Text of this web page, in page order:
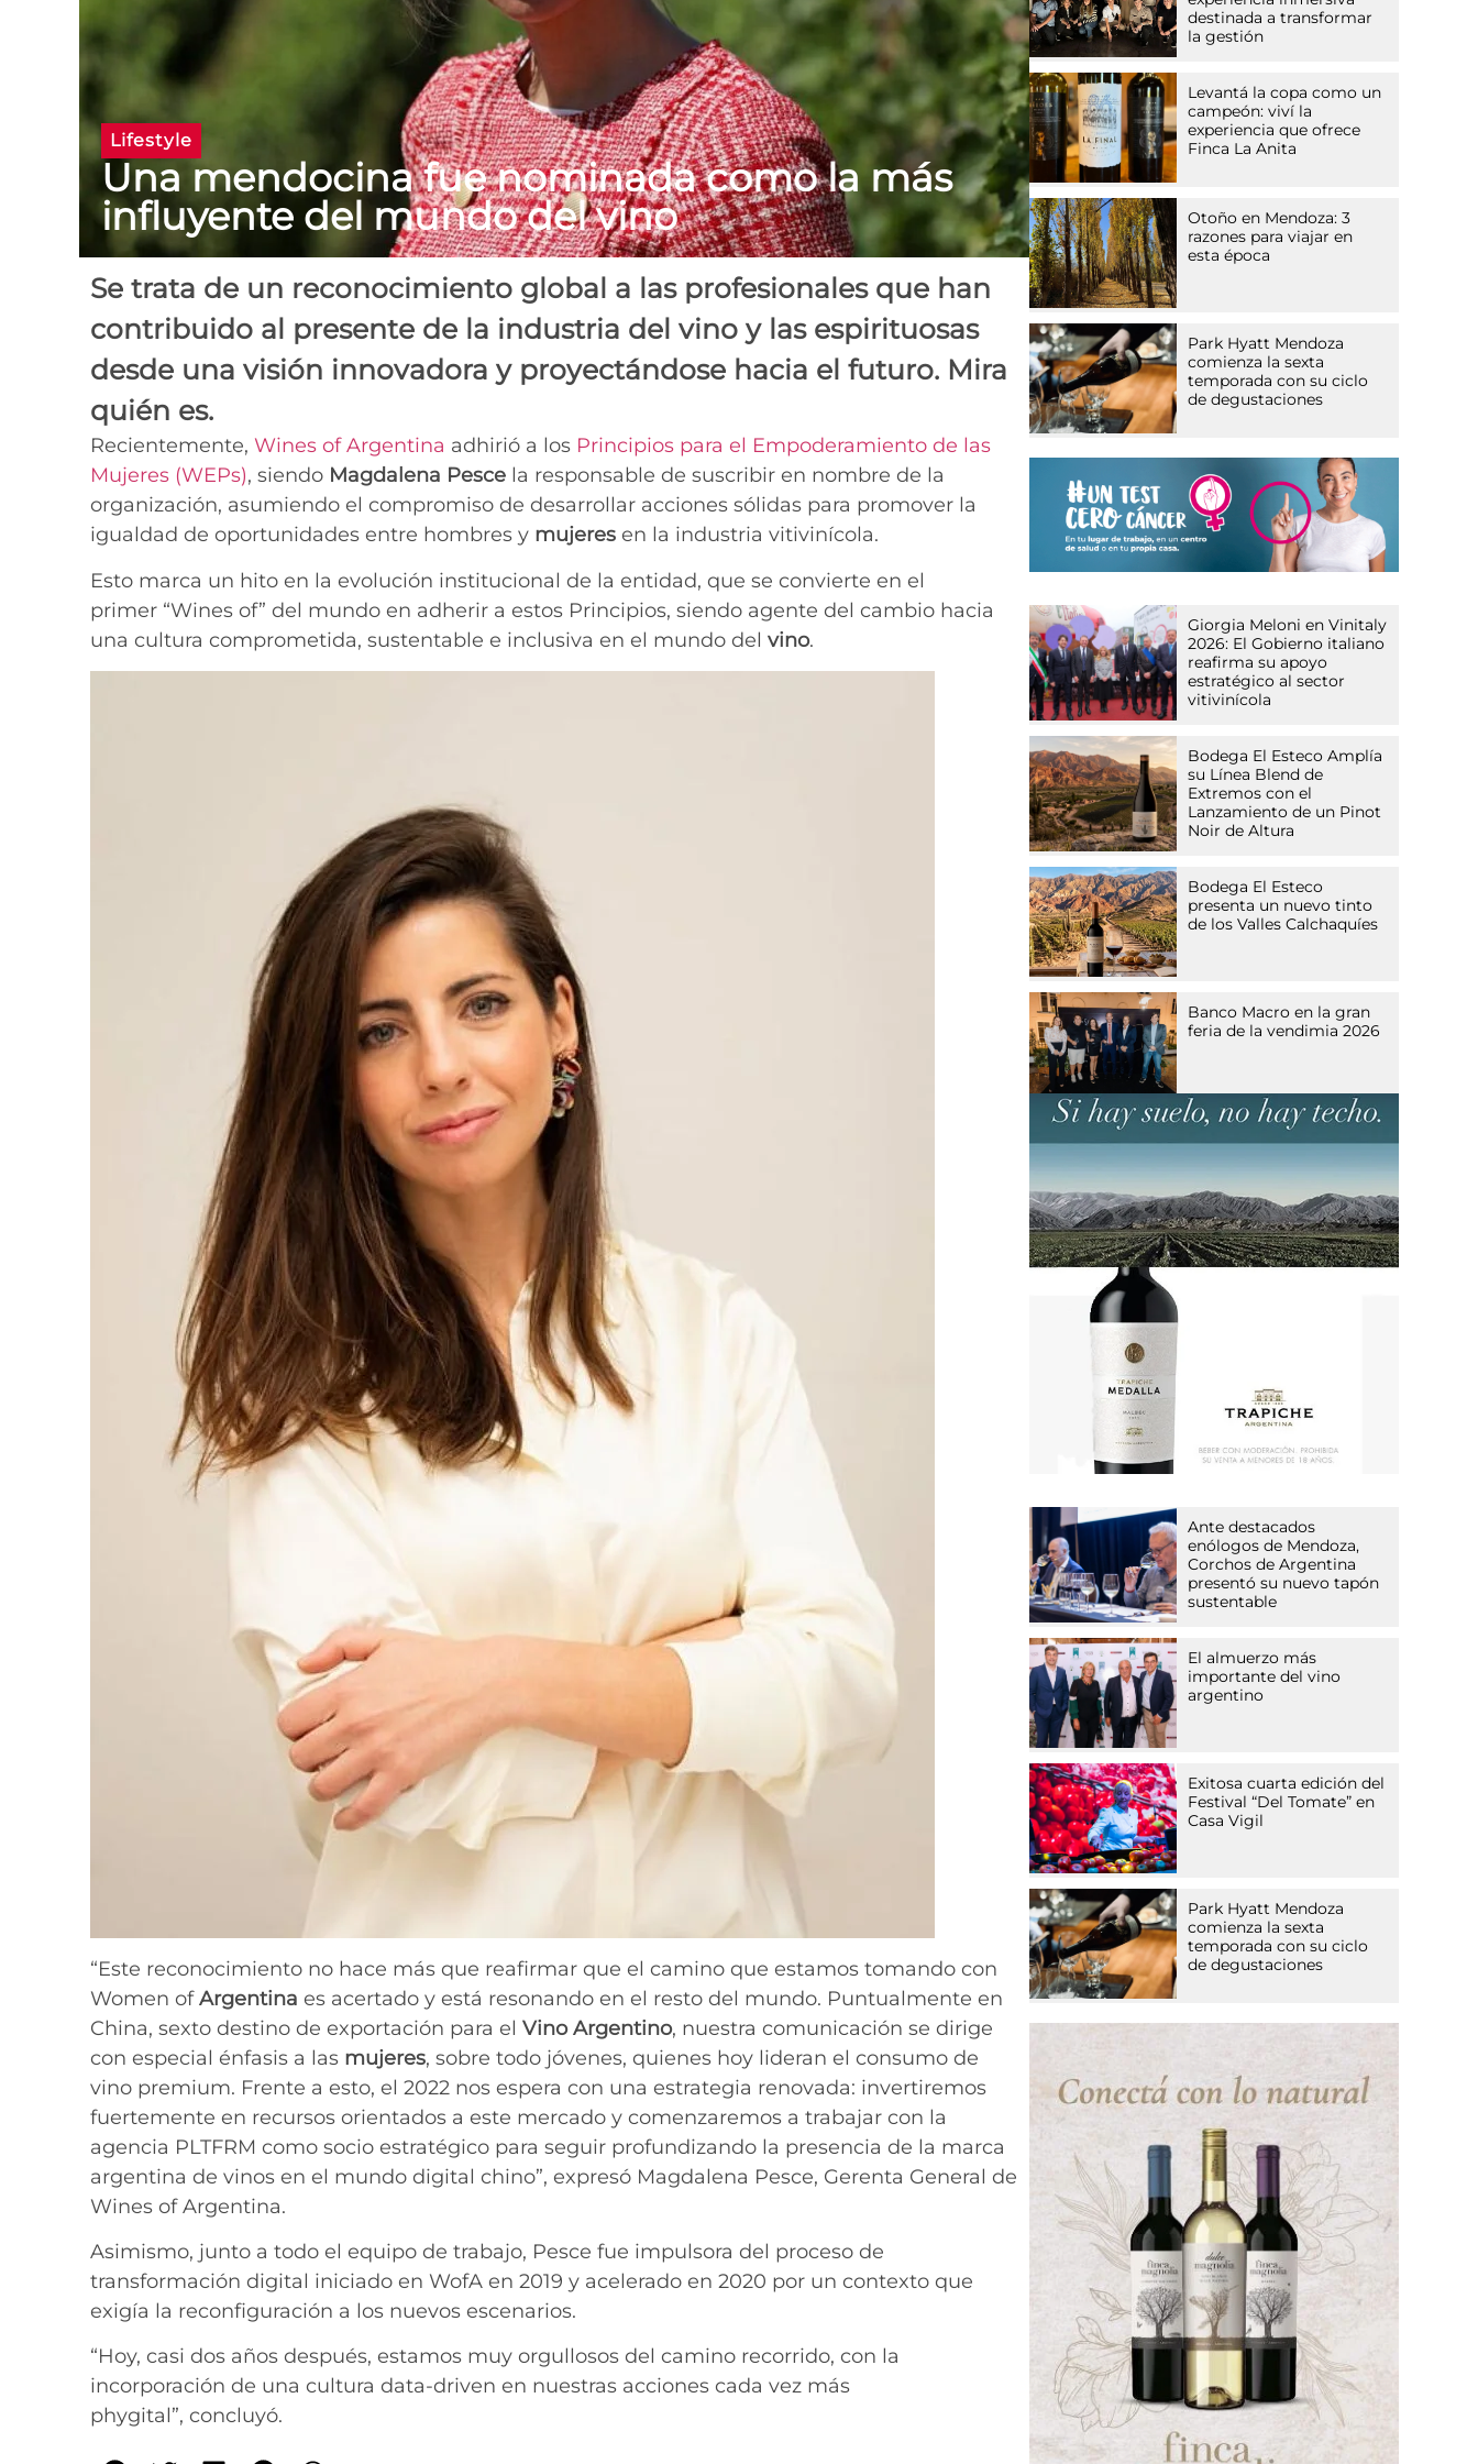
Lifestyle
Una mendocina fue nominada como la más
influyente del mundo del vino
Se trata de un reconocimiento global a las profesionales que han
contribuido al presente de la industria del vino y las espirituosas
desde una visión innovadora y proyectándose hacia el futuro. Mira
quién es.
Recientemente, Wines of Argentina adhirió a los Principios para el Empoderamiento de las
Mujeres (WEPs), siendo Magdalena Pesce la responsable de suscribir en nombre de la
organización, asumiendo el compromiso de desarrollar acciones sólidas para promover la
igualdad de oportunidades entre hombres y mujeres en la industria vitivinícola.
Esto marca un hito en la evolución institucional de la entidad, que se convierte en el
primer “Wines of” del mundo en adherir a estos Principios, siendo agente del cambio hacia
una cultura comprometida, sustentable e inclusiva en el mundo del vino.
“Este reconocimiento no hace más que reafirmar que el camino que estamos tomando con
Women ofArgentina es acertado y está resonando en el resto del mundo. Puntualmente en
China, sexto destino de exportación para el Vino Argentino, nuestra comunicación se dirige
con especial énfasis a las mujeres, sobre todo jóvenes, quienes hoy lideran el consumo de
vino premium. Frente a esto, el 2022 nos espera con una estrategia renovada: invertiremos
fuertemente en recursos orientados a este mercado y comenzaremos a trabajar con la
agencia PLTFRM como socio estratégico para seguir profundizando la presencia de la marca
argentina de vinos en el mundo digital chino”, expresó Magdalena Pesce, Gerenta General de
Wines of Argentina.
Asimismo, junto a todo el equipo de trabajo, Pesce fue impulsora del proceso de
transformación digital iniciado en WofA en 2019 y acelerado en 2020 por un contexto que
exigía la reconfiguración a los nuevos escenarios.
“Hoy, casi dos años después, estamos muy orgullosos del camino recorrido, con la
incorporación de una cultura data-driven en nuestras acciones cada vez más
phygital”, concluyó.
destinada a transformar
la gestión
Levantá la copa como un
campeón: viví la
experiencia que ofrece
Finca La Anita
Otoño en Mendoza: 3
razones para viajar en
esta época
Park Hyatt Mendoza
comienza la sexta
temporada con su ciclo
de degustaciones
Giorgia Meloni en Vinitaly
2026: El Gobierno italiano
reafirma su apoyo
estratégico al sector
vitivinícola
Bodega El Esteco Amplía
su Línea Blend de
Extremos con el
Lanzamiento de un Pinot
Noir de Altura
Bodega El Esteco
presenta un nuevo tinto
de los Valles Calchaquíes
Banco Macro en la gran
feria de la vendimia 2026
Ante destacados
enólogos de Mendoza,
Corchos de Argentina
presentó su nuevo tapón
sustentable
El almuerzo más
importante del vino
argentino
Exitosa cuarta edición del
Festival “Del Tomate” en
Casa Vigil
Park Hyatt Mendoza
comienza la sexta
temporada con su ciclo
de degustaciones